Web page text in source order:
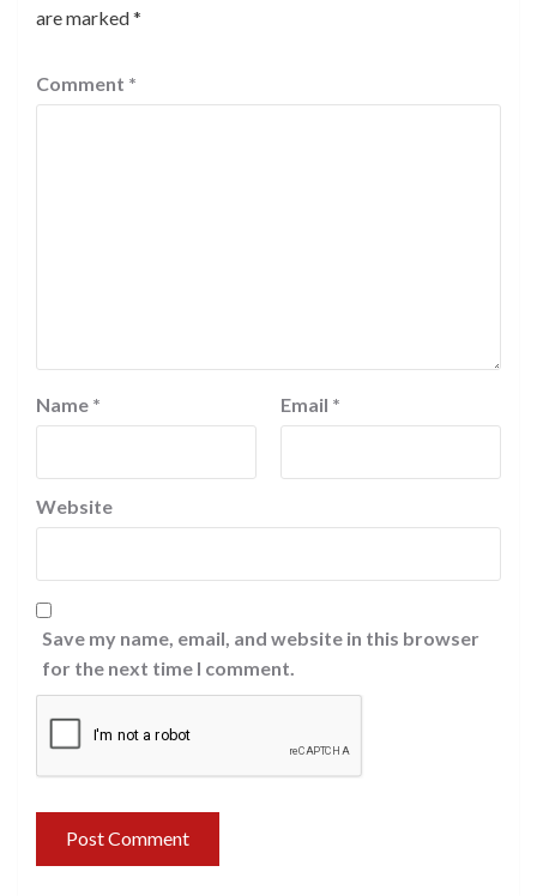
are marked*
Comment *
Name * Email *
Website
Save my name, email, and website in this browser
for the next time I comment.